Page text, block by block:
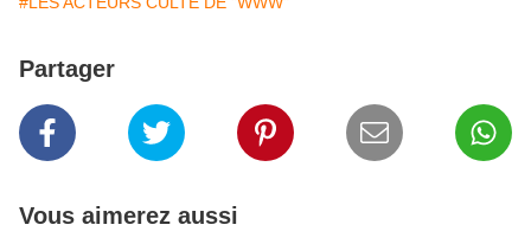
Partager
Vous aimerez aussi